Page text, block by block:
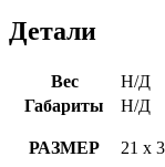
Детали
Вес
Н/Д
Габариты
Н/Д
РАЗМЕР 21 х